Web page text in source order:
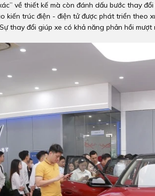
về thiết kế mà còn đánh dấu bước thay
kiến trúc điện - điện tử được phát triển theo
thay đổi giúp xe có khả năng phản hồi mượt